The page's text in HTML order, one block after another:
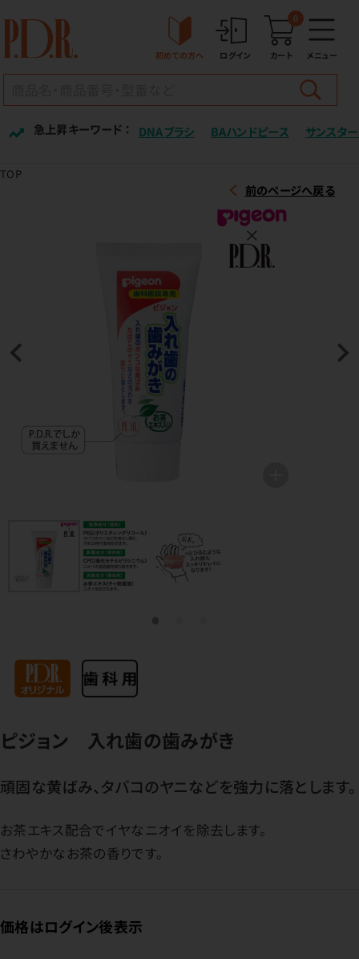
初めての方へ ログイン カート
0
メニュー
急上昇キーワード ： DNAブラシ BAハンドピース サンスター
TOP
前のページへ戻る
ピジョン 入れ歯の歯みがき
頑固な黄ばみ、タバコのヤニなどを強力に落とします。
お茶エキス配合でイヤなニオイを除去します。
さわやかなお茶の香りです。
価格はログイン後表示